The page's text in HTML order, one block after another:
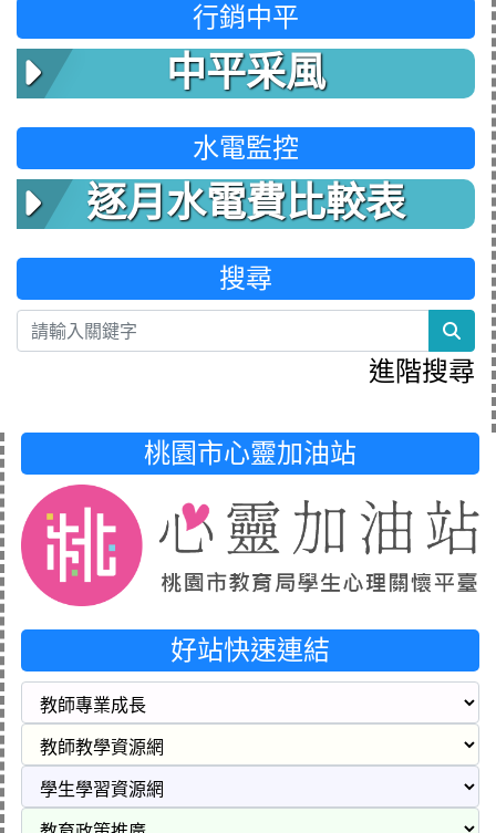
行銷中平
中平采風
水電監控
逐月水電費比較表
搜尋
進階搜尋
桃園市心靈加油站
好站快速連結